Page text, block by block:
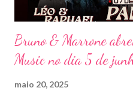
Bruno & Marrone
Music no dia 5 de
maio 20, 2025